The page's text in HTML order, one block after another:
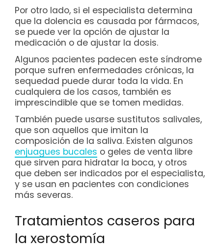
Por otro lado, si el especialista determina
que la dolencia es causada por fármacos,
se puede ver la opción de ajustar la
medicación o de ajustar la dosis.
Algunos pacientes padecen este síndrome
porque sufren enfermedades crónicas, la
sequedad puede durar toda la vida. En
cualquiera de los casos, también es
imprescindible que se tomen medidas.
También puede usarse sustitutos salivales,
que son aquellos que imitan la
composición de la saliva. Existen algunos
enjuagues bucales o geles de venta libre
que sirven para hidratar la boca, y otros
que deben ser indicados por el especialista,
y se usan en pacientes con condiciones
más severas.
Tratamientos caseros para
la xerostomía